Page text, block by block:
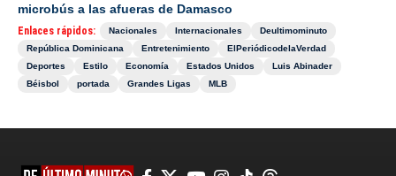
microbús a las afueras de Damasco
Enlaces rápidos: Nacionales Internacionales
Deultimominuto
República Dominicana
Entretenimiento
ElPeriódicodelaVerdad
Deportes
Estilo Economía Estados Unidos
Luis Abinader
Béisbol
portada Grandes Ligas MLB